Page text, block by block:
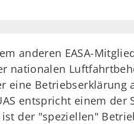
anderen EASA-
nationalen
eine Betriebserklärung
entspricht einem der
ist der "speziellen"